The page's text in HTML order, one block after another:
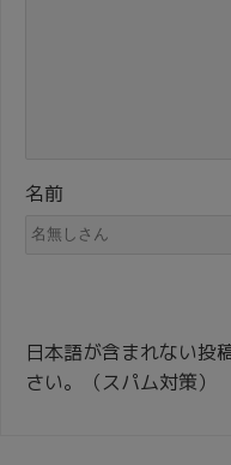
名前
日本語が含まれない投
さい。（スパム対策）